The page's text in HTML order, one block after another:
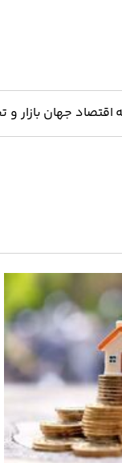
اقتصاد جهانبازار و